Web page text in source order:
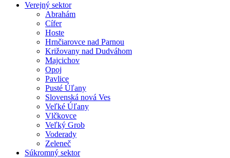
Verejný sektor
Abrahám
Cífer
Hoste
Hrnčiarovce nad Parnou
Križovany nad Dudváhom
Majcichov
Opoj
Pavlice
Pusté Úľany
Slovenská nová Ves
Veľké Úľany
Vlčkovce
Veľký Grob
Voderady
Zeleneč
Súkromný sektor